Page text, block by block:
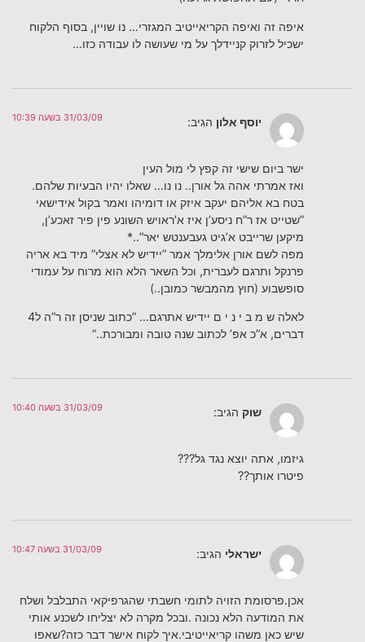
איפה זה ואיפה הקריאייטיב המגזרי… נו שויין, בסוף הלקוח
ישכיל לזרוק קניידלך על מי שעושה לו עבודה כזו…
יוסף אלון הגיב: 31/03/09 בשעה 10:39
ישר ביום שישי זה קפץ לי מול העין
ואז אמרתי אהה גל אורן.. נו נו… שאלו יהיו הבעיות שלהם.
בטח בא אליהם יעקב איזק או דומיהו ואמר בקול אידישאי
”שטייט אז ר”ח ניסע’ן איז א’ראויש השונע פין פיר זאכע’ן,
מיקען שרייבט א’גיט געבענטש יאר”..*
מפה לשם אורן אלימלך אמר ”יידיש לא אצלי” מיד בא אריה
פרנקל ותרגם לעברית, וכל השאר הלא הוא מרוח על עמודי
סופשבוע (חוץ מהמבשר כמובן..)
לאלה ש מ ב י נ י ם יידיש אתרגם… ”כתוב שניסן זה ר”ה ל4
דברים, א”כ אפ’ לכתוב שנה טובה ומבורכת..”
שוק הגיב: 31/03/09 בשעה 10:40
גיזמו, אתה יוצא נגד גל???
פיטרו אותך??
ישראלי הגיב: 31/03/09 בשעה 10:47
אכן.פרסומת הזויה לתומי חשבתי שהגרפיקאי התבלבל ושלח
את המודעה הלא נכונה .ובכל מקרה לא יצליחו לשכנע אותי
שיש כאן משהו קריאייטיבי.איך לקוח אישר דבר כזה?שאפו